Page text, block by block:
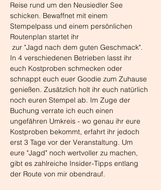
Reise rund um den Neusiedler See
schicken. Bewaffnet mit einem
Stempelpass und einem persönlichen
Routenplan startet ihr
In 4 verschiedenen Betrieben lasst ihr
euch Kostproben schmecken oder
schnappt euch euer Goodie zum Zuhause
genießen. Zusätzlich holt ihr euch natürlich
noch euren Stempel ab. Im Zuge der
Buchung verrate ich euch einen
ungefähren Umkreis - wo genau ihr eure
Kostproben bekommt, erfahrt ihr jedoch
erst 3 Tage vor der Veranstaltung. Um
eure "Jagd" noch wertvoller zu machen,
gibt es zahlreiche Insider-Tipps entlang
der Route von mir obendrauf.